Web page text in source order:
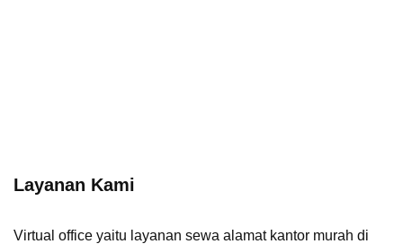
Layanan Kami
Virtual office yaitu layanan sewa alamat kantor murah di